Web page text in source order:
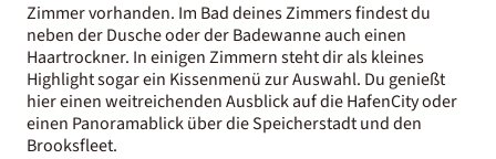
Zimmer vorhanden. Im Bad deines Zimmers findest du
neben der Dusche oder der Badewanne auch einen
Haartrockner. In einigen Zimmern steht dir als kleines
Highlight sogar ein Kissenmenü zur Auswahl. Du genießt
hier einen weitreichenden Ausblick auf die HafenCity oder
einen Panoramablick über die Speicherstadt und den
Brooksfleet.